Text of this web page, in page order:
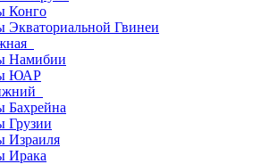
Конго
Экваториальной Гвинеи
Намибии
ЮАР
Бахрейна
Грузии
Израиля
Ирака